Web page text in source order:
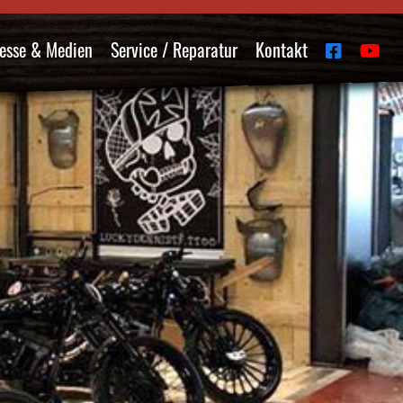
& Medien Service / Reparatur Kontakt